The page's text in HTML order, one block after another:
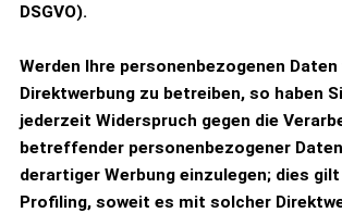
DSGVO).
Werden Ihre personenbezogenen
Direktwerbung zu betreiben, so haben
jederzeit Widerspruch gegen die
betreffender personenbezogener
derartiger Werbung einzulegen; dies
Profiling, soweit es mit solcher